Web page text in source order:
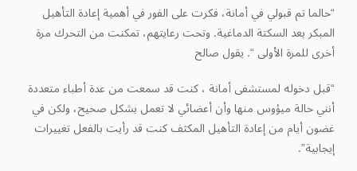
“حالما تم قبولي في أمانة، فكرت على الفور في أهمية إعادة التأهيل
المبكر بعد السكتة الدماغية. وتحت رعايتهم، تمكنت من التحرك مرة
أخرى للمرة الأولى “. يقول صالح
“قبل دخوله لمستشفى أمانة ، كنت قد سمعت من عدة أطباء متعددة
أنني حالة ميؤوس منها وأن أعضائي لا تعمل بشكل صحيح، ولكن في
غضون أيام من إعادة التأهيل المكثف كنت قد رأيت بالفعل تغييرات
إيجابية”.